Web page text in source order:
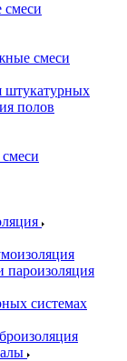
смеси
смеси
штукатурных
полов
пароизоляция
системах